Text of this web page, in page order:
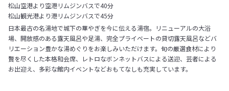
松山空港より空港リムジンバスで40分
松山観光港より港リムジンバスで45分
日本最古の名湯地で城下の華やぎを今に伝える湯宿。リニューアルの大浴
場、開放感のある露天風呂や足湯、完全プライベートの貸切露天風呂などバ
リエーション豊かな湯めぐりをお楽しみいただけます。旬の厳選食材により
贅を尽くした本格和会席、レトロなボンネットバスによる送迎、芸者による
お出迎え、多彩な館内イベントなどおもてなしも充実しています。